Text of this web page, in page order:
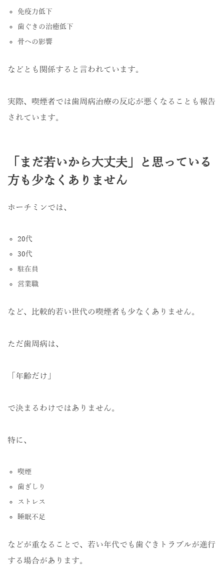
免疫力低下
歯ぐきの治癒低下
骨への影響
などとも関係すると言われています。
実際、喫煙者では歯周病治療の反応が悪くなることも報告
されています。
「まだ若いから大丈夫」と思っている
方も少なくありません
ホーチミンでは、
20代
30代
駐在員
営業職
など、比較的若い世代の喫煙者も少なくありません。
ただ歯周病は、
「年齢だけ」
で決まるわけではありません。
特に、
喫煙
歯ぎしり
ストレス
睡眠不足
などが重なることで、若い年代でも歯ぐきトラブルが進行
する場合があります。